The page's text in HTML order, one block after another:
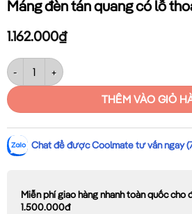
Máng đèn tán quang có lỗ
1.162.000₫
Máng đèn tán quang có lỗ thoát khí T5B/
THÊM VÀO GIỎ
Chat để được Coolmate tư vấn ngay
Miễn phí giao hàng nhanh toàn quốc cho
1.500.000đ